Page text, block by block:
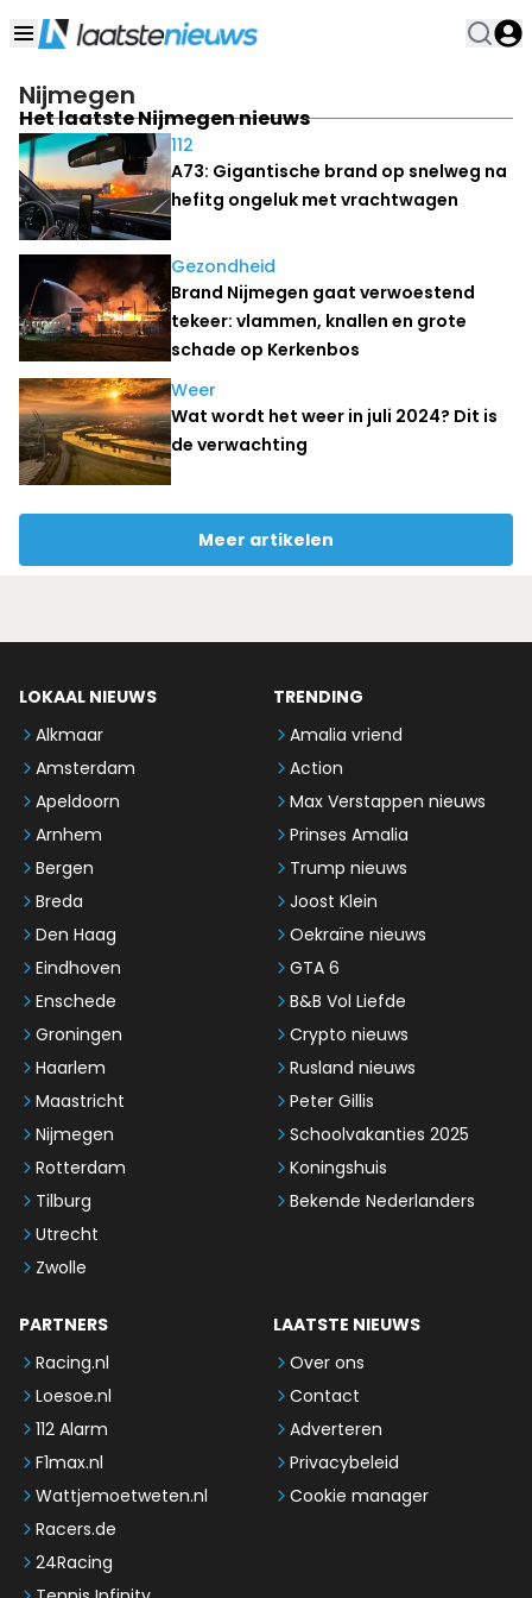
Nijmegen
Het laatste Nijmegen nieuws
112
A73: Gigantische brand op snelweg na
hefitg ongeluk met vrachtwagen
Gezondheid
Brand Nijmegen gaat verwoestend
tekeer: vlammen, knallen en grote
schade op Kerkenbos
Weer
Wat wordt het weer in juli 2024? Dit is
de verwachting
Meer artikelen
LOKAAL NIEUWS
Alkmaar
Amsterdam
Apeldoorn
Arnhem
Bergen
Breda
Den Haag
Eindhoven
Enschede
Groningen
Haarlem
Maastricht
Nijmegen
Rotterdam
Tilburg
Utrecht
Zwolle
TRENDING
Amalia vriend
Action
Max Verstappen nieuws
Prinses Amalia
Trump nieuws
Joost Klein
Oekraïne nieuws
GTA 6
B&B Vol Liefde
Crypto nieuws
Rusland nieuws
Peter Gillis
Schoolvakanties 2025
Koningshuis
Bekende Nederlanders
PARTNERS
Racing.nl
Loesoe.nl
112 Alarm
F1max.nl
Wattjemoetweten.nl
Racers.de
24Racing
LAATSTE NIEUWS
Over ons
Contact
Adverteren
Privacybeleid
Cookie manager